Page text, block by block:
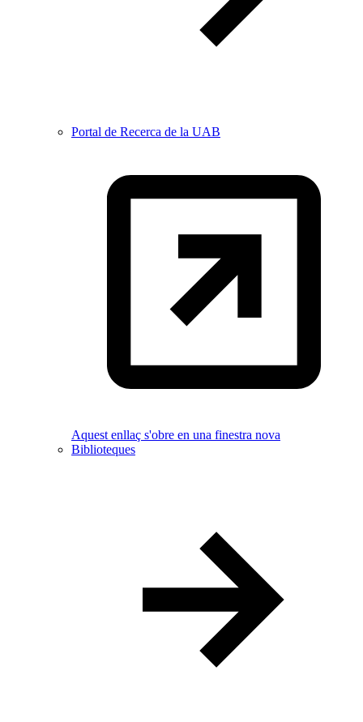
Portal de Recerca de la UAB
Aquest enllaç s'obre en una finestra nova
Biblioteques